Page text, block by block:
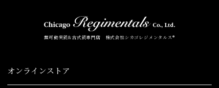
無可動実銃&古式銃専門店 株式会社シカゴレジメンタルス®
オンラインストア